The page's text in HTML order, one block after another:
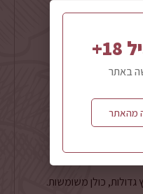
מלא חן וטעם,
כולן משומשות.
באתר
מהאתר